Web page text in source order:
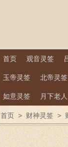
首页 观音灵签
玉帝灵签 北帝灵签
如意灵签 月下老人
首页 > 财神灵签 >